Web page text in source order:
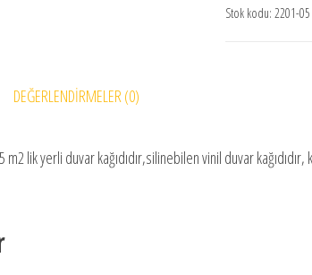
Stok kodu: 2201-05
DEĞERLENDIRMELER (0)
m2 lik yerli duvar kağıdıdır,silinebilen vinil duvar